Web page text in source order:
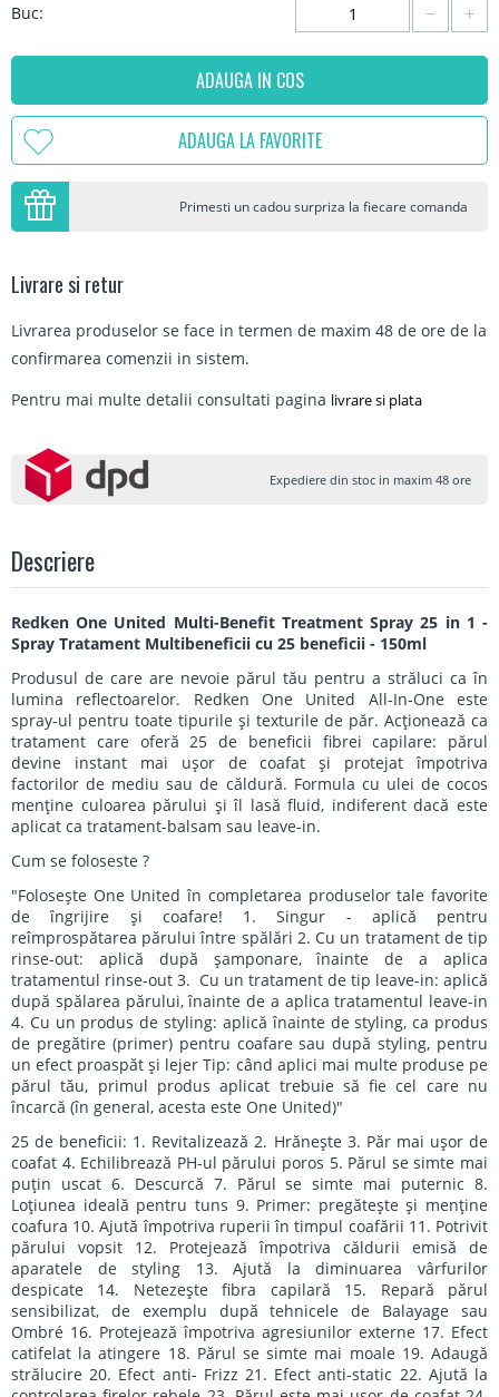
Buc: +
−
ADAUGA IN COS
ADAUGA LA FAVORITE
Primesti un cadou surpriza la fiecare comanda
Livrare si retur
Livrarea produselor se face in termen de maxim 48 de ore de la
confirmarea comenzii in sistem.
Pentru mai multe detalii consultati pagina livrare si plata
Expediere din stoc in maxim 48 ore
Descriere
Redken One United Multi-Benefit Treatment Spray 25 in 1 -
Spray Tratament Multibeneficii cu 25 beneficii - 150ml
Produsul de care are nevoie părul tău pentru a străluci ca în
lumina reflectoarelor. Redken One United All-In-One este
spray-ul pentru toate tipurile și texturile de păr. Acționează ca
tratament care oferă 25 de beneficii fibrei capilare: părul
devine instant mai ușor de coafat și protejat împotriva
factorilor de mediu sau de căldură. Formula cu ulei de cocos
menține culoarea părului și îl lasă fluid, indiferent dacă este
aplicat ca tratament-balsam sau leave-in.
Cum se foloseste ?
"Folosește One United în completarea produselor tale favorite
de îngrijire și coafare! 1. Singur - aplică pentru
reîmprospătarea părului între spălări 2. Cu un tratament de tip
rinse-out: aplică după șamponare, înainte de a aplica
tratamentul rinse-out 3. Cu un tratament de tip leave-in: aplică
după spălarea părului, înainte de a aplica tratamentul leave-in
4. Cu un produs de styling: aplică înainte de styling, ca produs
de pregătire (primer) pentru coafare sau după styling, pentru
un efect proaspăt și lejer Tip: când aplici mai multe produse pe
părul tău, primul produs aplicat trebuie să fie cel care nu
încarcă (în general, acesta este One United)"
25 de beneficii: 1. Revitalizează 2. Hrănește 3. Păr mai ușor de
coafat 4. Echilibrează PH-ul părului poros 5. Părul se simte mai
puțin uscat 6. Descurcă 7. Părul se simte mai puternic 8.
Loțiunea ideală pentru tuns 9. Primer: pregătește și menține
coafura 10. Ajută împotriva ruperii în timpul coafării 11. Potrivit
părului vopsit 12. Protejează împotriva căldurii emisă de
aparatele de styling 13. Ajută la diminuarea vârfurilor
despicate 14. Netezește fibra capilară 15. Repară părul
sensibilizat, de exemplu după tehnicele de Balayage sau
Ombré 16. Protejează împotriva agresiunilor externe 17. Efect
catifelat la atingere 18. Părul se simte mai moale 19. Adaugă
strălucire 20. Efect anti- Frizz 21. Efect anti-static 22. Ajută la